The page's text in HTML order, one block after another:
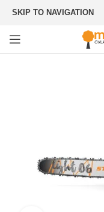
SKIP TO NAVIGATION